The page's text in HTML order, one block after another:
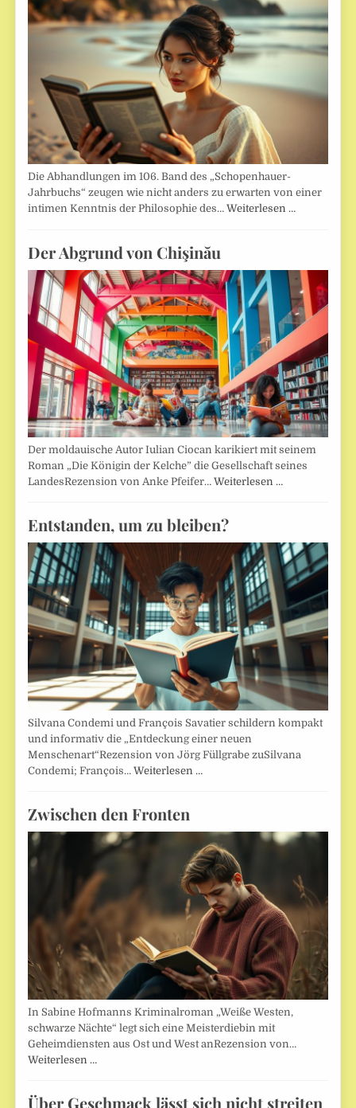
Die Abhandlungen im 106. Band des „Schopenhauer-
Jahrbuchs“ zeugen wie nicht anders zu erwarten von einer
intimen Kenntnis der Philosophie des…Weiterlesen …
Der Abgrund von Chişinău
Der moldauische Autor Iulian Ciocan karikiert mit seinem
Roman „Die Königin der Kelche” die Gesellschaft seines
LandesRezension von Anke Pfeifer…Weiterlesen …
Entstanden, um zu bleiben?
Silvana Condemi und François Savatier schildern kompakt
und informativ die „Entdeckung einer neuen
Menschenart“Rezension von Jörg Füllgrabe zuSilvana
Condemi; François…Weiterlesen …
Zwischen den Fronten
In Sabine Hofmanns Kriminalroman „Weiße Westen,
schwarze Nächte“ legt sich eine Meisterdiebin mit
Geheimdiensten aus Ost und West anRezension von…
Weiterlesen …
Über Geschmack lässt sich nicht streiten